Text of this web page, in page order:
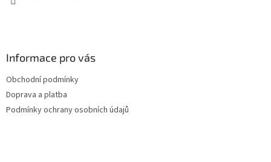
Informace pro vás
Obchodní podmínky
Doprava a platba
Podmínky ochrany osobních údajů